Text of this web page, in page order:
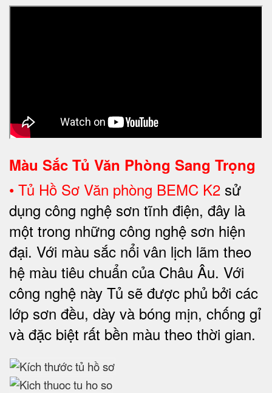
Màu Sắc Tủ Văn Phòng Sang Trọng
• Tủ Hồ Sơ Văn phòng BEMC K2 sử
dụng công nghệ sơn tĩnh điện, đây là
một trong những công nghệ sơn hiện
đại. Với màu sắc nổi vân lịch lãm theo
hệ màu tiêu chuẩn của Châu Âu. Với
công nghệ này Tủ sẽ được phủ bởi các
lớp sơn đều, dày và bóng mịn, chống gỉ
và đặc biệt rất bền màu theo thời gian.